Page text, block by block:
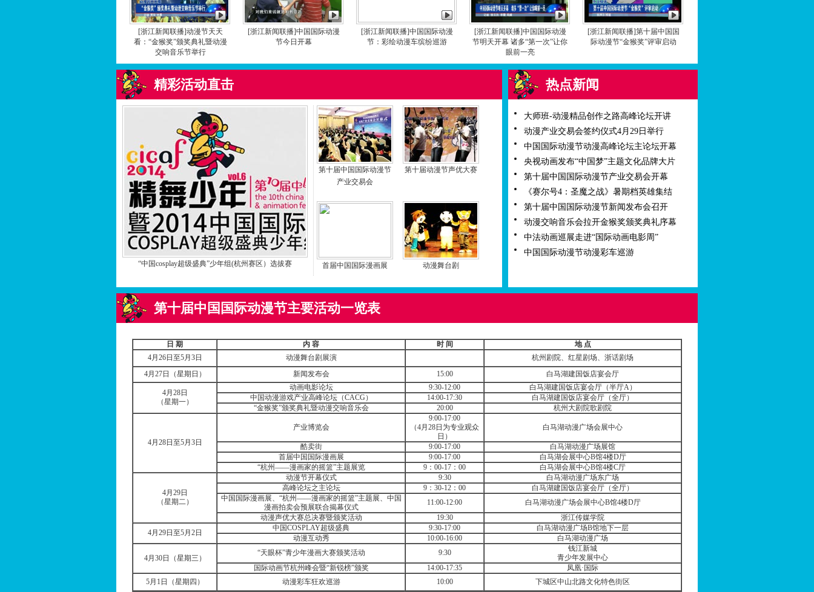
[浙江新闻联播]动漫节天天
看：“金猴奖”颁奖典礼暨动漫
交响音乐节举行
[浙江新闻联播]中国国际动漫
节今日开幕
[浙江新闻联播]中国国际动漫
节：彩绘动漫车缤纷巡游
[浙江新闻联播]中国国际动漫
节明天开幕 诸多“第一次”让你
眼前一亮
[浙江新闻联播]第十届中国国
际动漫节“金猴奖”评审启动
精彩活动直击
“中国cosplay超级盛典”少年组(杭州赛区）选拔赛
第十届中国国际动漫节
产业交易会
第十届动漫节声优大赛
首届中国国际漫画展 动漫舞台剧
热点新闻
大师班-动漫精品创作之路高峰论坛开讲
动漫产业交易会签约仪式4月29日举行
中国国际动漫节动漫高峰论坛主论坛开幕
央视动画发布“中国梦”主题文化品牌大片
第十届中国国际动漫节产业交易会开幕
《赛尔号4：圣魔之战》暑期档英雄集结
第十届中国国际动漫节新闻发布会召开
动漫交响音乐会拉开金猴奖颁奖典礼序幕
中法动画巡展走进“国际动画电影周”
中国国际动漫节动漫彩车巡游
第十届中国国际动漫节主要活动一览表
日 期 内 容 时 间 地 点
4月 26日 至5月 3日 动漫舞台剧展演
杭州剧院、红星剧场、浙话剧场
4月 27日 （星期日） 新闻发布会 15:00 白马湖建国饭店宴会厅
4月 28日
（星期一）
动画电影论坛 9:30-12:00 白马湖建国饭店宴会厅（半厅A）
中国动漫游戏产业高峰论坛（CACG ） 14:00-17:30
白马湖建国饭店宴会厅（全厅）
“金猴奖”颁奖典礼暨动漫交响音乐会
20:00 杭州大剧院歌剧院
4月 28日 至5月 3日
产业博览会
9:00-17:00
（4月 28日为专业观众
日）
白马湖动漫广场会展中心
酷卖街 9:00-17:00
白马湖动漫广场展馆
首届中国国际漫画展
9:00-17:00 白马湖会展中心B馆4楼D厅
“杭州——漫画家的摇篮”主题展览
9 ： 00-17 ： 00 白马湖会展中心B馆4楼C厅
4月 29日
（星期二）
动漫节开幕仪式 9:30
白马湖动漫广场东广场
高峰论坛之主论坛
9 ： 30-12 ： 00
白马湖建国饭店宴会厅（全厅）
中国国际漫画展、“杭州——漫画家的摇篮”主题展、中国
漫画拍卖会预展联合揭幕仪式
11:00-12:00 白马湖动漫广场会展中心B馆4楼D厅
动漫声优大赛总决赛暨颁奖活动
19:30
浙江传媒学院
4月 29日 至5月 2日
中国COSPLAY超级盛典 9:30-17:00 白马湖动漫广场B馆地下一层
动漫互动秀
10:00-16:00 白马湖动漫广场
4月 30日 （星期三）
“天眼杯”青少年漫画大赛颁奖活动 9:30
钱江新城
青少年发展中心
国际动画节杭州峰会暨“新锐榜”颁奖
14:00-17:35
凤凰·国际
5月 1 日 （星期四） 动漫彩车狂欢巡游 10:00 下城区中山北路文化特色街区